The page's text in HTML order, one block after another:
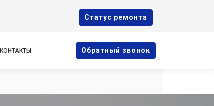
Cтатус ремонта
КОНТАКТЫ Oбратный звонок